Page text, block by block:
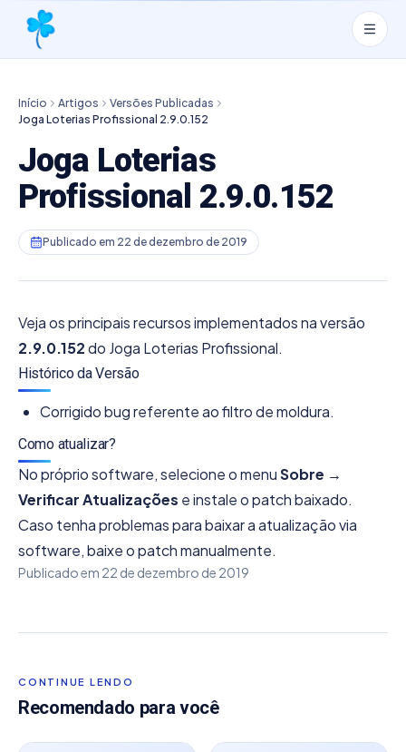
Início Artigos
Versões Publicadas
Joga Loterias Profissional 2.9.0.152
Joga Loterias
Profissional 2.9.0.152
Publicado em 22 de dezembro de 2019
Veja os principais recursos implementados na versão
2.9.0.152do Joga Loterias Profissional.
Histórico da Versão
Corrigido bug referente ao filtro de moldura.
Como atualizar?
No próprio software, selecione o menuSobre →
Verificar Atualizações e instale o patch baixado.
Caso tenha problemas para baixar a atualização via
software, baixe o patch manualmente.
Publicado em 22 de dezembro de 2019
CONTINUE LENDO
Recomendado para você